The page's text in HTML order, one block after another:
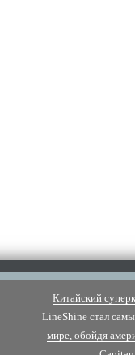
Китайский
LineShine стал
мире, обойдя